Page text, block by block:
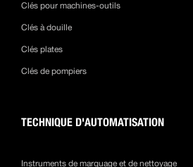
Clés pour machines-outils
Clés à douille
Clés plates
Clés de pompiers
TECHNIQUE D'AUTOMATISATION
Instruments de marquage et de nettoyage